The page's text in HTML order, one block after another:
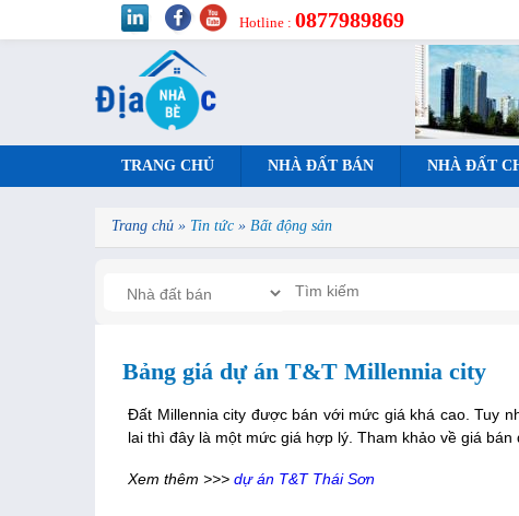
Hotline : 0877989869
TRANG CHỦ NHÀ ĐẤT BÁN NHÀ ĐẤT
Trang chủ » Tin tức » Bất động sản
Bảng giá dự án T&T Millennia city
Đất Millennia city được bán với mức giá khá cao. Tuy
lai thì đây là một mức giá hợp lý. Tham khảo về giá
Xem thêm >>> dự án T&T Thái Sơn